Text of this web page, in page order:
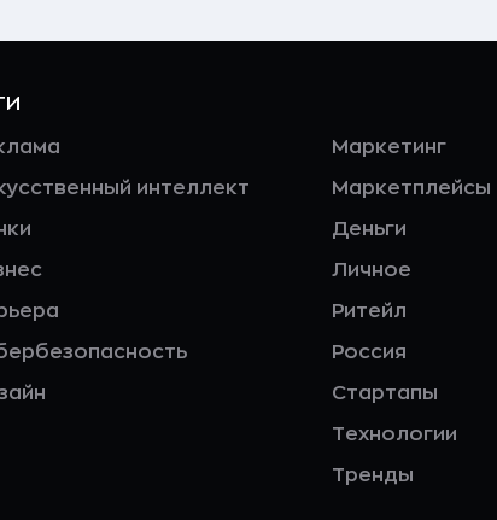
интеллект
Маркетинг
Маркетплейсы
Деньги
Личное
Ритейл
Россия
Стартапы
Технологии
Тренды